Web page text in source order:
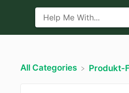
All Categories ​Produkt-